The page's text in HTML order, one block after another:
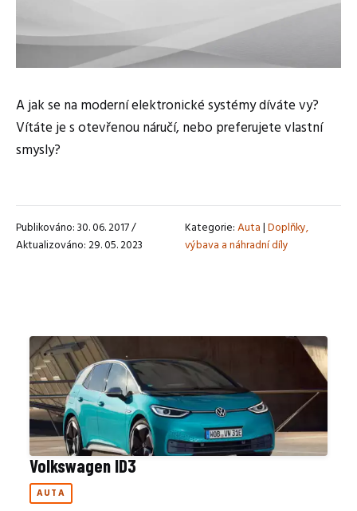
A jak se na moderní elektronické systémy díváte vy?
Vítáte je s otevřenou náručí, nebo preferujete vlastní
smysly?
Publikováno: 30. 06. 2017 /
Aktualizováno: 29. 05. 2023
Kategorie:Auta|Doplňky,
výbava a náhradní díly
Volkswagen ID3
AUTA